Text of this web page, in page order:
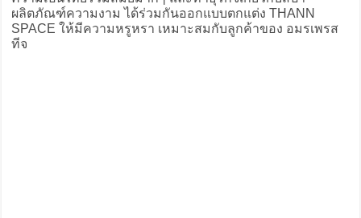
ผลิตภัณฑ์ความงาม ได้ร่วมกันออกแบบตกแต่ง THANN
SPACE ให้มีความหรูหรา เหมาะสมกับลูกค้าของ อมรเพรส
ทีจ